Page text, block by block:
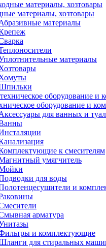
материалы, хозтовары
материалы
материалы
оборудование и
для ванных и
к смесителям
умягчитель
для воды
и
арматура
и комплектующие
для стиральных